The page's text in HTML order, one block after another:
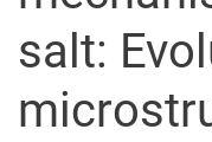
salt: